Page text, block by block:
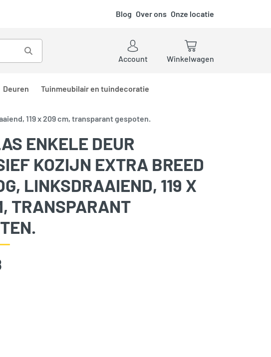
Blog Over ons Onze locatie
Account
Winkelwagen
Deuren Tuinmeubilair en tuindecoratie
119 x 209 cm, transparant gespoten.
ENKELE DEUR
KOZIJN EXTRA BREED
LINKSDRAAIEND, 119 X
TRANSPARANT